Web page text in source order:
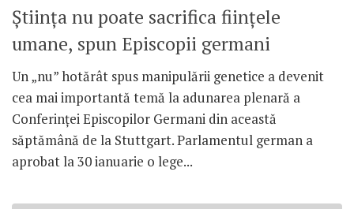
Ştiinţa nu poate sacrifica fiinţele
umane, spun Episcopii germani
Un „nu” hotărât spus manipulării genetice a devenit
cea mai importantă temă la adunarea plenară a
Conferinţei Episcopilor Germani din această
săptămână de la Stuttgart. Parlamentul german a
aprobat la 30 ianuarie o lege...